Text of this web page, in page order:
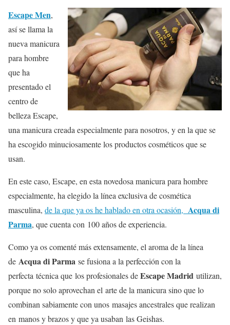
Escape Men,
así se llama la
nueva manicura
para hombre
que ha
presentado el
centro de
belleza Escape,
una manicura creada especialmente para nosotros, y en la que se
ha escogido minuciosamente los productos cosméticos que se
usan.
En este caso, Escape, en esta novedosa manicura para hombre
especialmente, ha elegido la línea exclusiva de cosmética
masculina, de la que ya os he hablado en otra ocasión, Acqua di
Parma, que cuenta con 100 años de experiencia.
Como ya os comenté más extensamente, el aroma de la línea
de Acqua di Parma se fusiona a la perfección con la
perfecta técnica que los profesionales deEscape Madrid utilizan,
porque no solo aprovechan el arte de la manicura sino que lo
combinan sabiamente con unos masajes ancestrales que realizan
en manos y brazos y que ya usaban las Geishas.